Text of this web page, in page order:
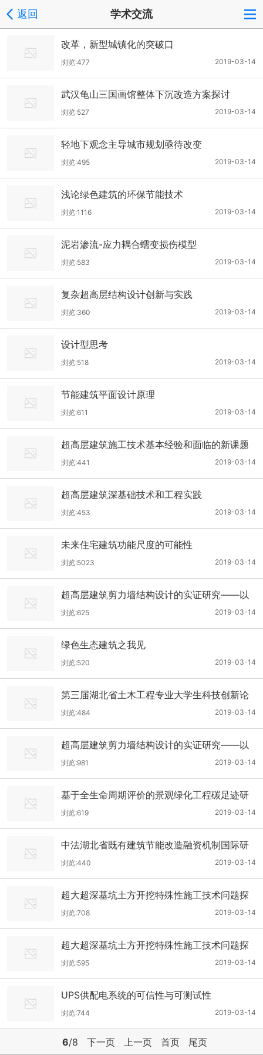
返回 学术交流
改革，新型城镇化的突破口
2019-03-14
浏览:477
武汉龟山三国画馆整体下沉改造方案探讨
2019-03-14
浏览:527
轻地下观念主导城市规划亟待改变
2019-03-14
浏览:495
浅论绿色建筑的环保节能技术
2019-03-14
浏览:1116
泥岩渗流-应力耦合蠕变损伤模型
2019-03-14
浏览:583
复杂超高层结构设计创新与实践
2019-03-14
浏览:360
设计型思考
2019-03-14
浏览:518
节能建筑平面设计原理
2019-03-14
浏览:611
超高层建筑施工技术基本经验和面临的新课题
2019-03-14
浏览:441
超高层建筑深基础技术和工程实践
2019-03-14
浏览:453
未来住宅建筑功能尺度的可能性
2019-03-14
浏览:5023
超高层建筑剪力墙结构设计的实证研究——以
郑州建业天筑住宅楼（11#）为例
2019-03-14
浏览:625
绿色生态建筑之我见
2019-03-14
浏览:520
第三届湖北省土木工程专业大学生科技创新论
坛在汉举行
2019-03-14
浏览:484
超高层建筑剪力墙结构设计的实证研究——以
郑州建业天筑住宅楼（11#）为例
2019-03-14
浏览:981
基于全生命周期评价的景观绿化工程碳足迹研
究——以武汉光谷大道（光谷一路——流芳大
道段）隙地绿化工程为例
2019-03-14
浏览:619
中法湖北省既有建筑节能改造融资机制国际研
讨会在汉召开
2019-03-14
浏览:440
超大超深基坑土方开挖特殊性施工技术问题探
讨
2019-03-14
浏览:708
超大超深基坑土方开挖特殊性施工技术问题探
讨
2019-03-14
浏览:595
UPS供配电系统的可信性与可测试性
2019-03-14
浏览:744
6/8 下一页 上一页 首页 尾页